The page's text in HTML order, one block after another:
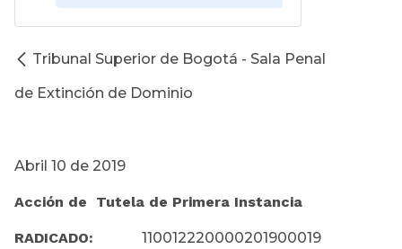
Tribunal Superior de Bogotá - Sala Penal
de Extinción de Dominio
Abril 10 de 2019
Acción de Tutela de Primera Instancia
RADICADO:
110012220000201900019